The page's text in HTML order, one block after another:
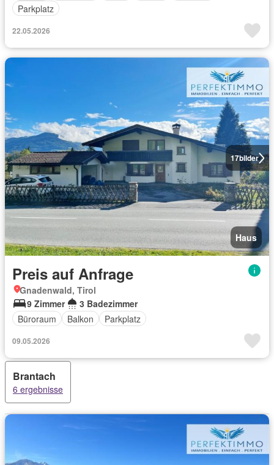
Parkplatz
22.05.2026
17bilder
Haus
Preis auf Anfrage
Gnadenwald, Tirol
9 Zimmer
3 Badezimmer
Büroraum
Balkon Parkplatz
09.05.2026
Brantach
6 ergebnisse